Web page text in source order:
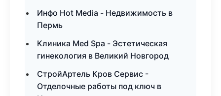
Инфо Hot Media - Недвижимость в
Пермь
Клиника Med Spa - Эстетическая
гинекология в Великий Новгород
СтройАртель Кров Сервис -
Отделочные работы под ключ в